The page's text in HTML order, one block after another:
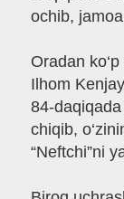
ochib,
Oradan
Ilhom
84-
chiqib,
“Neftchi”ni